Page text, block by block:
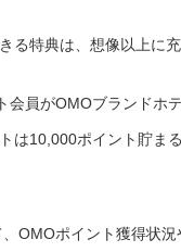
る特典は、想像以上に充
会員がOMOブランドホ
は10,000ポイント貯ま
OMOポイント獲得状